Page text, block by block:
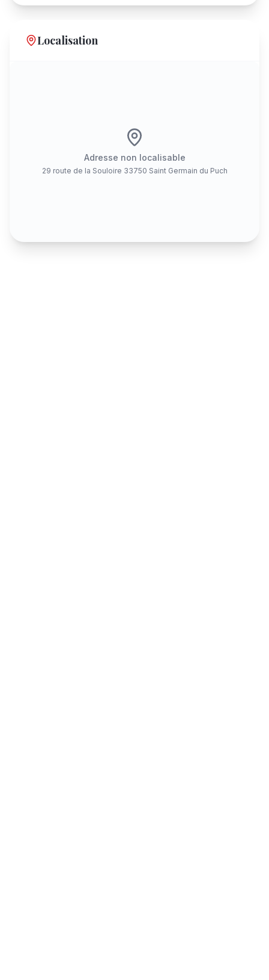
Localisation
Adresse non localisable
29 route de la Souloire 33750 Saint Germain du Puch